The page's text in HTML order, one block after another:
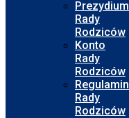
Prezydium
Rady
Rodziców
Konto
Rady
Rodziców
Regulamin
Rady
Rodziców